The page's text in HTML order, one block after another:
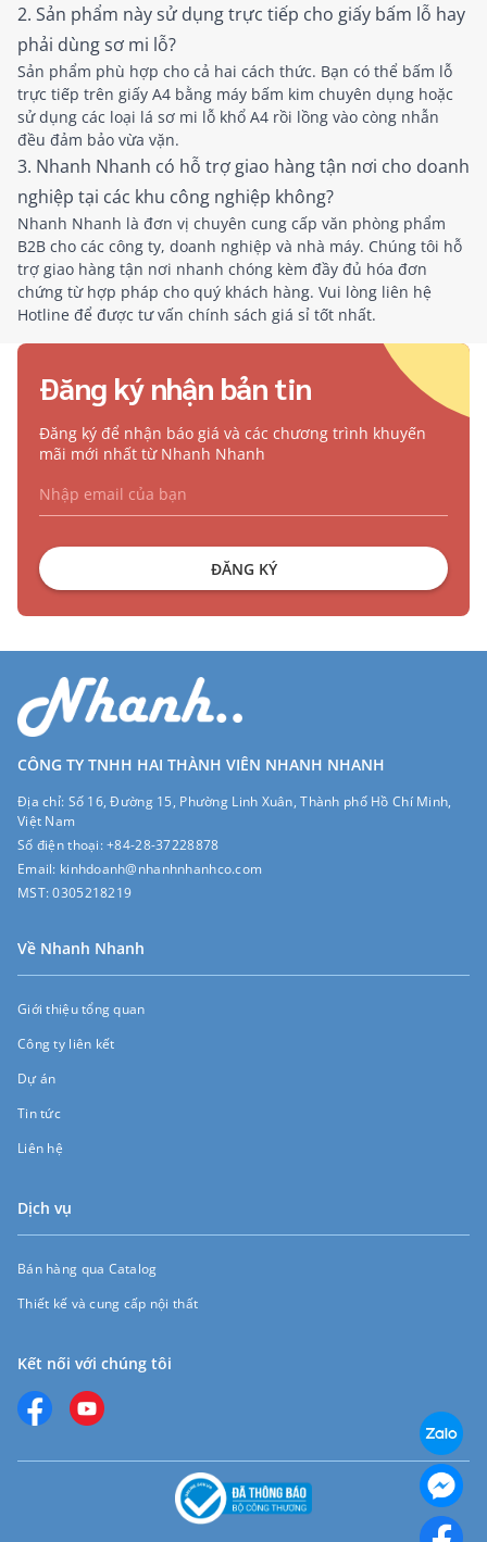
2. Sản phẩm này sử dụng trực tiếp cho giấy bấm lỗ hay
phải dùng sơ mi lỗ?
Sản phẩm phù hợp cho cả hai cách thức. Bạn có thể bấm lỗ
trực tiếp trên giấy A4 bằng máy bấm kim chuyên dụng hoặc
sử dụng các loại lá sơ mi lỗ khổ A4 rồi lồng vào còng nhẫn
đều đảm bảo vừa vặn.
3. Nhanh Nhanh có hỗ trợ giao hàng tận nơi cho doanh
nghiệp tại các khu công nghiệp không?
Nhanh Nhanh là đơn vị chuyên cung cấp văn phòng phẩm
B2B cho các công ty, doanh nghiệp và nhà máy. Chúng tôi hỗ
trợ giao hàng tận nơi nhanh chóng kèm đầy đủ hóa đơn
chứng từ hợp pháp cho quý khách hàng. Vui lòng liên hệ
Hotline để được tư vấn chính sách giá sỉ tốt nhất.
Đăng ký nhận bản tin
Đăng ký để nhận báo giá và các chương trình khuyến
mãi mới nhất từ Nhanh Nhanh
ĐĂNG KÝ
CÔNG TY TNHH HAI THÀNH VIÊN NHANH NHANH
Địa chỉ: Số 16, Đường 15, Phường Linh Xuân, Thành phố Hồ Chí Minh,
Việt Nam
Số điện thoại:+84-28-37228878
Email: kinhdoanh@nhanhnhanhco.com
MST:0305218219
Về Nhanh Nhanh
Giới thiệu tổng quan
Công ty liên kết
Dự án
Tin tức
Liên hệ
Dịch vụ
Bán hàng qua Catalog
Thiết kế và cung cấp nội thất
Kết nối với chúng tôi